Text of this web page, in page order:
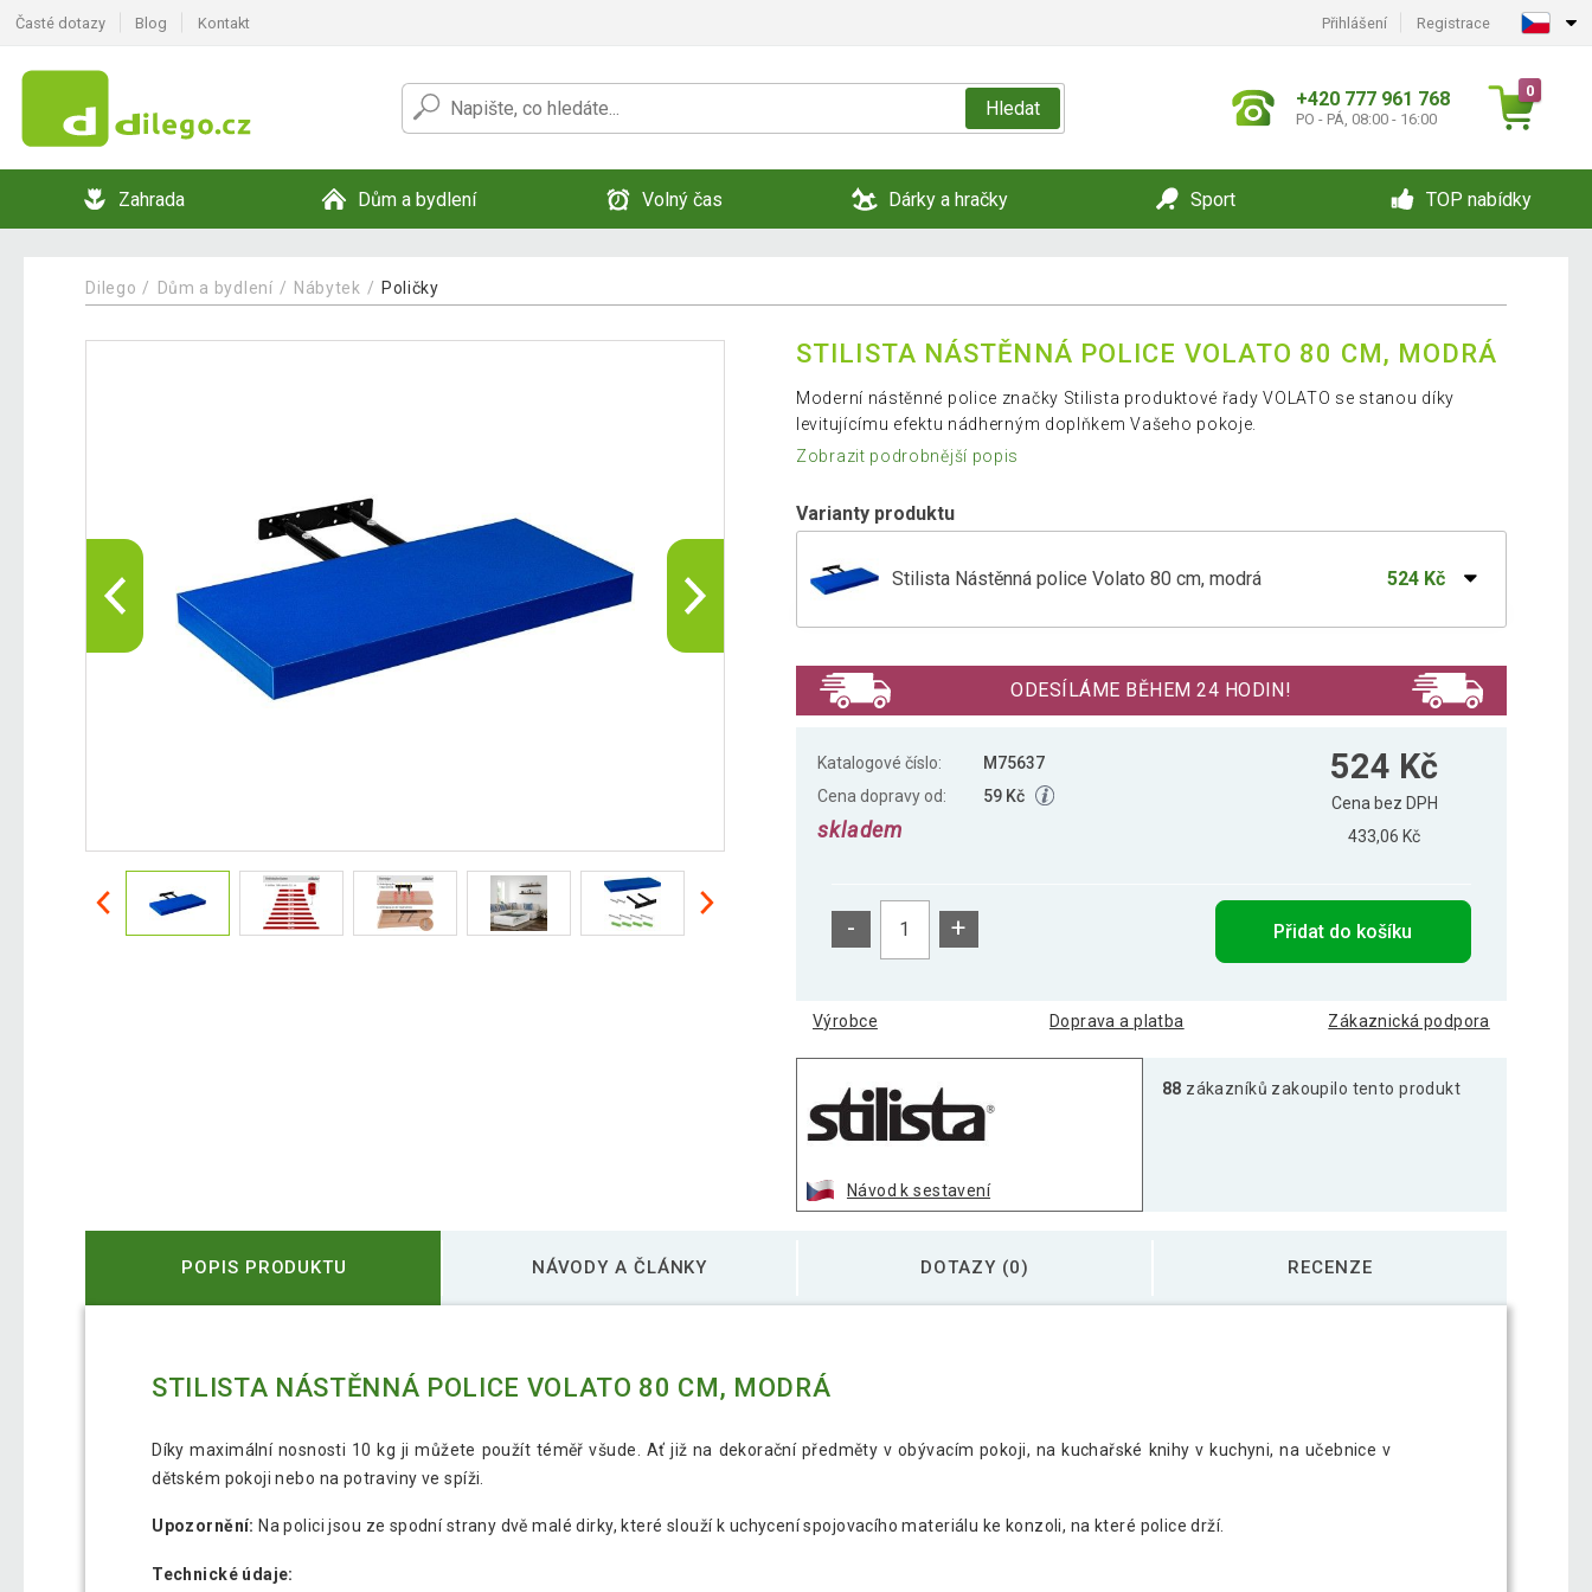
Časté dotazy Blog Kontakt Přihlášení Registrace
Hledat +420 777 961 768
PO - PÁ, 08:00 - 16:00
0
Zahrada Dům a bydlení Volný čas Dárky a hračky Sport TOP nabídky
Dilego Dům a bydlení Nábytek Poličky
STILISTA NÁSTĚNNÁ POLICE VOLATO 80 CM, MODRÁ
Moderní nástěnné police značky Stilista produktové řady VOLATO se stanou díky
levitujícímu efektu nádherným doplňkem Vašeho pokoje.
Zobrazit podrobnější popis
Varianty produktu
Stilista Nástěnná police Volato 80 cm, modrá 524 Kč
Stilista Nástěnná police Volato 110 cm, modrá
Stilista Nástěnná police Volato 40 cm, modrá
Stilista Nástěnná police Volato 60 cm, modrá
ODESÍLÁME BĚHEM 24 HODIN!
Katalogové číslo:
M75637
Cena dopravy od:
59 Kč
skladem
524 Kč
Cena bez DPH
433,06 Kč
- + Přidat do košíku
Výrobce Doprava a platba Zákaznická podpora
Návod k sestavení
88 zákazníků zakoupilo tento produkt
POPIS PRODUKTU NÁVODY A ČLÁNKY DOTAZY (0) RECENZE
STILISTA NÁSTĚNNÁ POLICE VOLATO 80 CM, MODRÁ
Díky maximální nosnosti 10 kg ji můžete použít téměř všude. Ať již na dekorační předměty v obývacím pokoji, na kuchařské knihy v kuchyni, na učebnice v
dětském pokoji nebo na potraviny ve spíži.
Upozornění: Na polici jsou ze spodní strany dvě malé dirky, které slouží k uchycení spojovacího materiálu ke konzoli, na které police drží.
Technické údaje: